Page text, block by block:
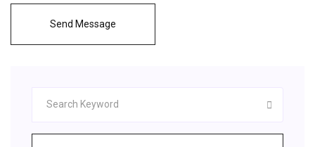
Send Message